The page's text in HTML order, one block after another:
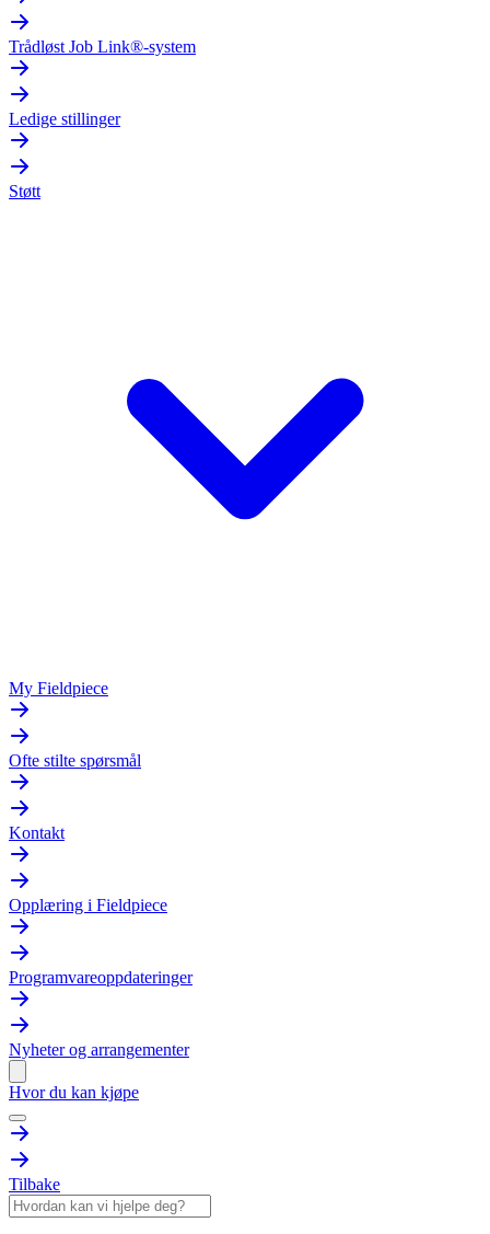
Trådløst Job Link®-system
Ledige stillinger
Støtt
My Fieldpiece
Ofte stilte spørsmål
Kontakt
Opplæring i Fieldpiece
Programvareoppdateringer
Nyheter og arrangementer
Hvor du kan kjøpe
Tilbake